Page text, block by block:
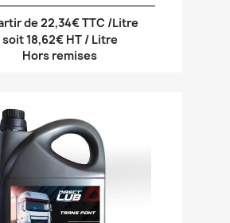
de 22,34€ TTC /Litre
soit 18,62€ HT / Litre
Hors remises